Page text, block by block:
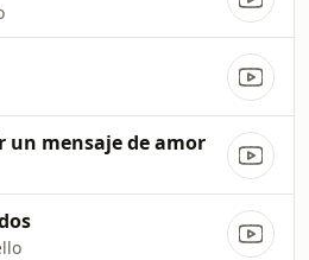
un mensaje de amor